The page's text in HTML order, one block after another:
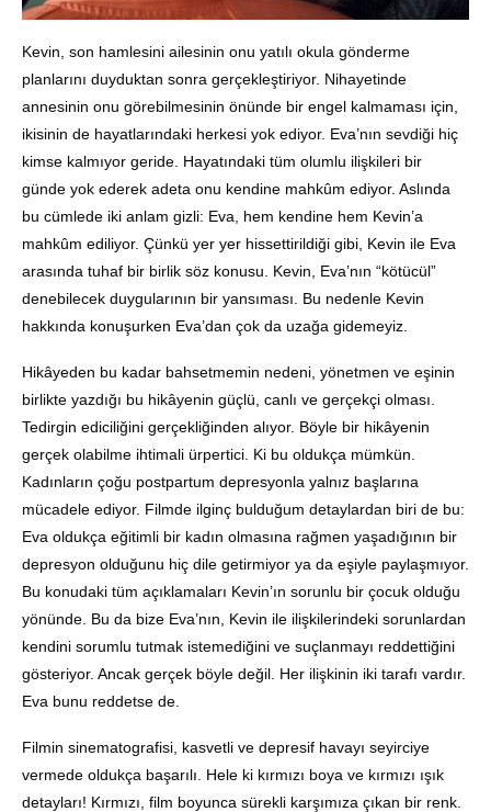
Kevin, son hamlesini ailesinin onu yatılı okula gönderme
planlarını duyduktan sonra gerçekleştiriyor. Nihayetinde
annesinin onu görebilmesinin önünde bir engel kalmaması için,
ikisinin de hayatlarındaki herkesi yok ediyor. Eva’nın sevdiği hiç
kimse kalmıyor geride. Hayatındaki tüm olumlu ilişkileri bir
günde yok ederek adeta onu kendine mahkûm ediyor. Aslında
bu cümlede iki anlam gizli: Eva, hem kendine hem Kevin’a
mahkûm ediliyor. Çünkü yer yer hissettirildiği gibi, Kevin ile Eva
arasında tuhaf bir birlik söz konusu. Kevin, Eva’nın “kötücül”
denebilecek duygularının bir yansıması. Bu nedenle Kevin
hakkında konuşurken Eva’dan çok da uzağa gidemeyiz.
Hikâyeden bu kadar bahsetmemin nedeni, yönetmen ve eşinin
birlikte yazdığı bu hikâyenin güçlü, canlı ve gerçekçi olması.
Tedirgin ediciliğini gerçekliğinden alıyor. Böyle bir hikâyenin
gerçek olabilme ihtimali ürpertici. Ki bu oldukça mümkün.
Kadınların çoğu postpartum depresyonla yalnız başlarına
mücadele ediyor. Filmde ilginç bulduğum detaylardan biri de bu:
Eva oldukça eğitimli bir kadın olmasına rağmen yaşadığının bir
depresyon olduğunu hiç dile getirmiyor ya da eşiyle paylaşmıyor.
Bu konudaki tüm açıklamaları Kevin’ın sorunlu bir çocuk olduğu
yönünde. Bu da bize Eva’nın, Kevin ile ilişkilerindeki sorunlardan
kendini sorumlu tutmak istemediğini ve suçlanmayı reddettiğini
gösteriyor. Ancak gerçek böyle değil. Her ilişkinin iki tarafı vardır.
Eva bunu reddetse de.
Filmin sinematografisi, kasvetli ve depresif havayı seyirciye
vermede oldukça başarılı. Hele ki kırmızı boya ve kırmızı ışık
detayları! Kırmızı, film boyunca sürekli karşımıza çıkan bir renk.